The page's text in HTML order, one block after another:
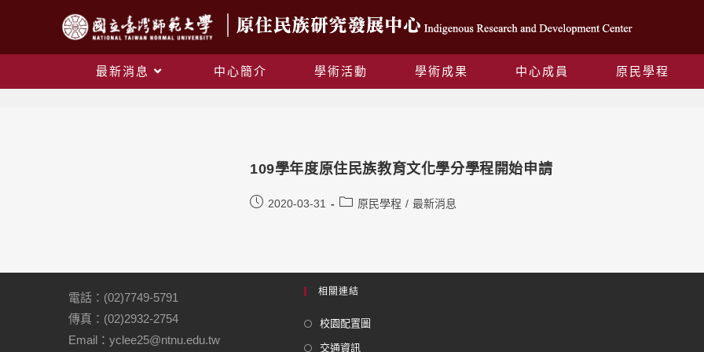
最新消息 中心簡介 學術活動 學術成果 中心成員
原民學程
109學年度原住民族教育文化學分學程開始申請
2020-03-31 原民學程 / 最新消息
電話：(02)7749-5791
傳真：(02)2932-2754
Email：yclee25@ntnu.edu.tw
相關連結
校園配置圖
交通資訊